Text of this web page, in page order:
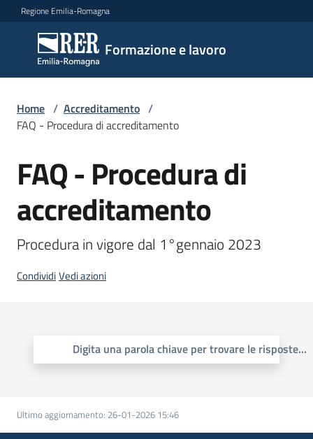
Vai al contenuto
Vai alla navigazione
Vai al footer
Regione Emilia-Romagna
Formazione e lavoro
Formazione
e lavoro
Argomenti
Novità
Servizi
Progetti
Home / Accreditamento /
FAQ - Procedura di accreditamento
FAQ - Procedura di
accreditamento
Procedura in vigore dal 1°gennaio 2023
CondividiVedi azioni
Digita una parola chiave per trovare le risposte...
Ultimo aggiornamento: 26-01-2026 15:46